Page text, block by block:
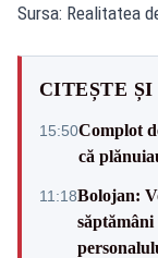
Sursa: Realitatea
CITEȘTE ȘI
15:50Complot
că
11:18Bolojan: